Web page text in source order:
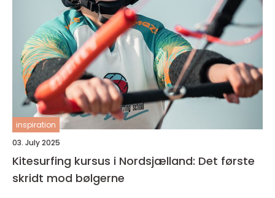
inspiration
03. July 2025
Kitesurfing kursus i Nordsjælland: Det første
skridt mod bølgerne